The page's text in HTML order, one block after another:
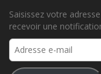
Saisissez votre
recevoir une
Adresse
e-
mail